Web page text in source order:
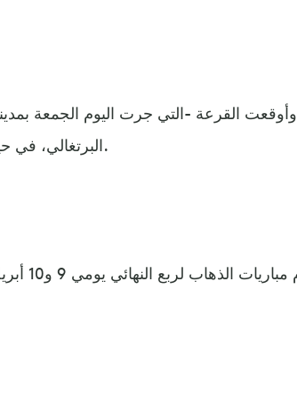
وأوقعت القرعة -التي جرت اليوم الجمعة
البرتغالي، في حين يواجه يوفنتوس أياكس أمستردام الهولندي.
وتقام